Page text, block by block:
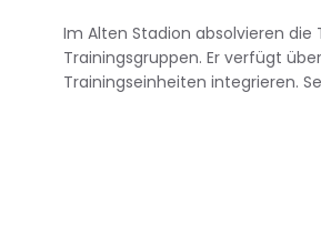
Im Alten Stadion absolvieren
Trainingsgruppen. Er verfügt
Trainingseinheiten integrieren.